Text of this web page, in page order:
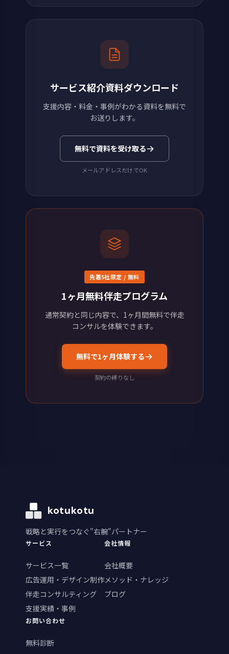
サービス紹介資料ダウンロード
支援内容・料金・事例がわかる資料を無料で
お送りします。
無料で資料を受け取る
メールアドレスだけでOK
先着5社限定 / 無料
1ヶ月無料伴走プログラム
通常契約と同じ内容で、1ヶ月間無料で伴走
コンサルを体験できます。
無料で1ヶ月体験する
契約の縛りなし
kotukotu
戦略と実行をつなぐ"右腕"パートナー
サービス
サービス一覧
広告運用・デザイン制作
伴走コンサルティング
支援実績・事例
会社情報
会社概要
メソッド・ナレッジ
ブログ
お問い合わせ
無料診断